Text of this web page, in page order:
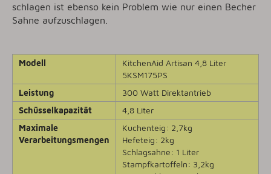
schlagen ist ebenso kein Problem wie nur einen Becher
Sahne aufzuschlagen.
Modell
KitchenAid Artisan 4,8 Liter
5KSM175PS
Leistung
300 Watt Direktantrieb
Schüsselkapazität
4,8 Liter
Maximale
Verarbeitungsmengen
Kuchenteig: 2,7kg
Hefeteig: 2kg
Schlagsahne: 1 Liter
Stampfkartoffeln: 3,2kg